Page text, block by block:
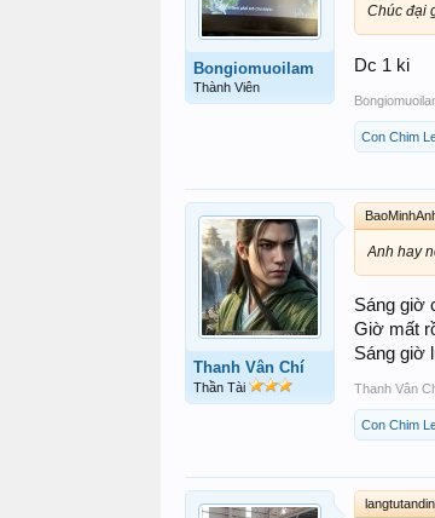
Bongiomuoilam
Thành Viên
Chúc đại
Dc 1 ki
Con Chim
Thanh Vân Chí
Thần Tài
Anh hay
Sáng giờ
Giờ mất
Sáng giờ
Thanh Vân
Con Chim